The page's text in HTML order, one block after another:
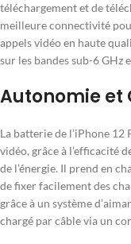
téléchargement et de
meilleure connectivité
appels vidéo en haute
sur les bandes sub-6 GHz
Autonomie
La batterie de l’iPhone
vidéo, grâce à l’efficacité
de l’énergie. Il prend en
de fixer facilement des
grâce à un système
chargé par câble via un